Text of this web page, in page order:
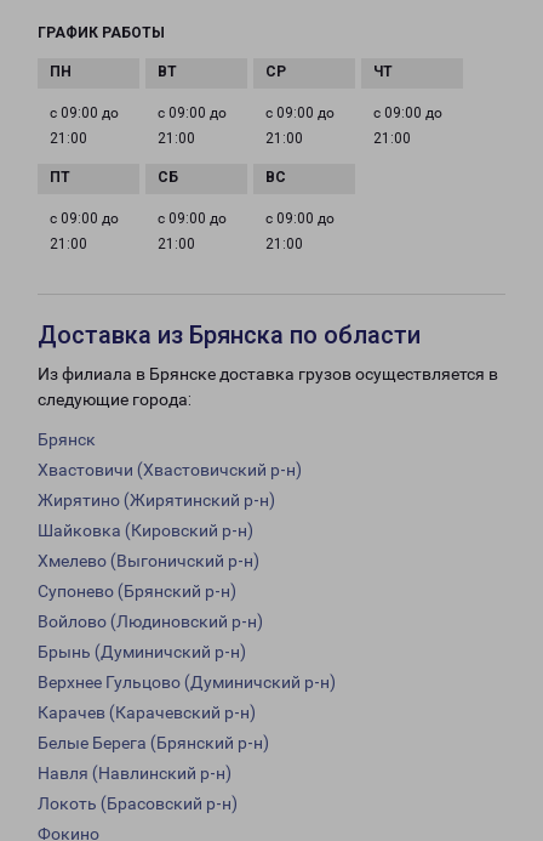
ГРАФИК РАБОТЫ
с 09:00 до
21:00
с 09:00 до
21:00
с 09:00 до
21:00
с 09:00 до
21:00
с 09:00 до
21:00
с 09:00 до
21:00
с 09:00 до
21:00
Доставка из Брянска по области
Из филиала в Брянске доставка грузов осуществляется в
следующие города:
Брянск
Хвастовичи (Хвастовичский р-н)
Жирятино (Жирятинский р-н)
Шайковка (Кировский р-н)
Хмелево (Выгоничский р-н)
Супонево (Брянский р-н)
Войлово (Людиновский р-н)
Брынь (Думиничский р-н)
Верхнее Гульцово (Думиничский р-н)
Карачев (Карачевский р-н)
Белые Берега (Брянский р-н)
Навля (Навлинский р-н)
Локоть (Брасовский р-н)
Фокино